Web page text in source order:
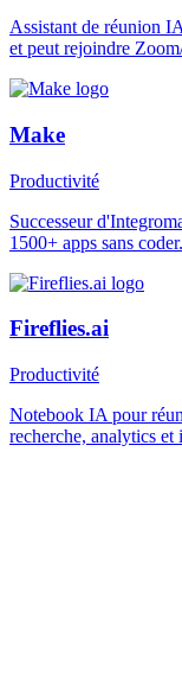
Assistant de réunion
et peut rejoindre
Make
Productivité
Successeur
1500+ apps sans coder.
Fireflies.ai
Productivité
Notebook IA pour
recherche, analytics